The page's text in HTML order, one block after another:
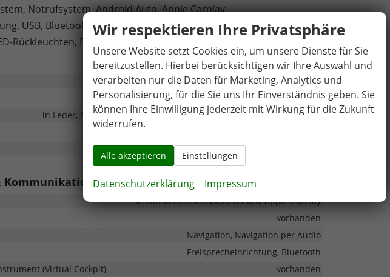
Notrufsystem, Android Auto, Apple Carplay,
USB, Bluetooth, Bordcomputer, Navigationssystem mit 12,3 Zoll,
Rückleuchten, Pedale in Edelstahl,
elektrisch
Klimaautomatik
in Leder, höhenverstellbar, mit Multifunktionen, mit Lenkradheizung
Höhenverstellbarer Fahrersitz
Schnittstelle USB, Android Auto, Apple CarPlay
vorhanden
Navigation, Navigation per Audio
Freisprecheinrichtung, Bluetooth
(Virtual Cockpit)
vorhanden
Wir respektieren Ihre Privatsphäre
Unsere Website setzt Cookies ein, um unsere Dienste für Sie
bereitzustellen. Hierbei berücksichtigen wir Ihre Auswahl und
verarbeiten nur die Daten für Marketing, Analytics und
Personalisierung, für die Sie uns Ihr Einverständnis geben. Sie
können Ihre Einwilligung jederzeit mit Wirkung für die Zukunft
widerrufen.
Alle akzeptieren Einstellungen
Datenschutzerklärung Impressum